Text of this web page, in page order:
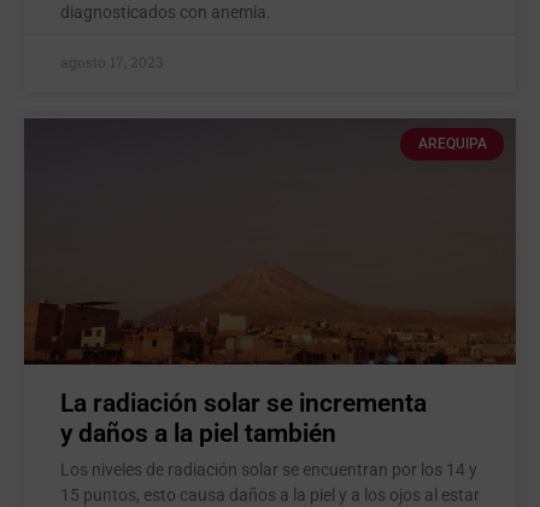
diagnosticados con anemia.
agosto 17, 2023
AREQUIPA
La radiación solar se incrementa
y daños a la piel también
Los niveles de radiación solar se encuentran por los 14 y
15 puntos, esto causa daños a la piel y a los ojos al estar